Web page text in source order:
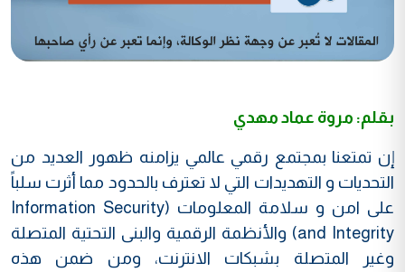
بقلم: مروة عماد مهدي
إن تمتعنا بمجتمع رقمي عالمي يزامنه ظهور العديد من
التحديات و التهديدات التي لا تعترف بالحدود مما أثرت سلباً
على امن و سلامة المعلومات (Information Security
and Integrity) والأنظمة الرقمية والبنى التحتية المتصلة
وغير المتصلة بشبكات الانترنت، ومن ضمن هذه